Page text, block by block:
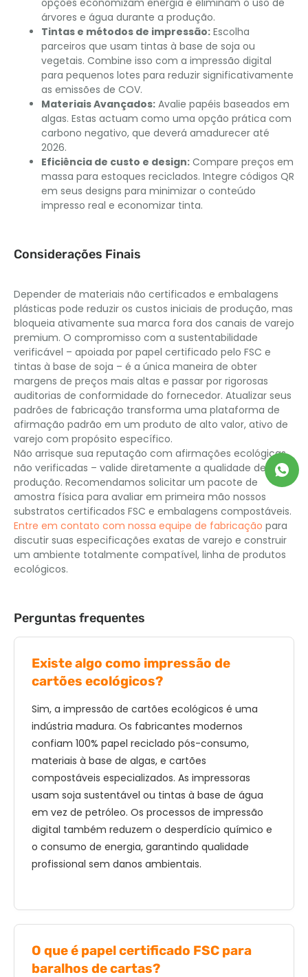
árvores e água durante a produção.
Tintas e métodos de impressão: Escolha
parceiros que usam tintas à base de soja ou
vegetais. Combine isso com a impressão digital
para pequenos lotes para reduzir significativamente
as emissões de COV.
Materiais Avançados: Avalie papéis baseados em
algas. Estas actuam como uma opção prática com
carbono negativo, que deverá amadurecer até
2026.
Eficiência de custo e design: Compare preços em
massa para estoques reciclados. Integre códigos QR
em seus designs para minimizar o conteúdo
impresso real e economizar tinta.
Considerações Finais
Depender de materiais não certificados e embalagens
plásticas pode reduzir os custos iniciais de produção, mas
bloqueia ativamente sua marca fora dos canais de varejo
premium. O compromisso com a sustentabilidade
verificável – apoiada por papel certificado pelo FSC e
tintas à base de soja – é a única maneira de obter
margens de preços mais altas e passar por rigorosas
auditorias de conformidade do fornecedor. Atualizar seus
padrões de fabricação transforma uma plataforma de
afirmação padrão em um produto de alto valor, ativo de
varejo com propósito específico.
Não arrisque sua reputação com afirmações ecológicas
não verificadas – valide diretamente a qualidade de sua
produção. Recomendamos solicitar um pacote de
amostra física para avaliar em primeira mão nossos
substratos certificados FSC e embalagens compostáveis.
Entre em contato com nossa equipe de fabricação para
discutir suas especificações exatas de varejo e construir
um ambiente totalmente compatível, linha de produtos
ecológicos.
Perguntas frequentes
Existe algo como impressão de
cartões ecológicos?
Sim, a impressão de cartões ecológicos é uma
indústria madura. Os fabricantes modernos
confiam 100% papel reciclado pós-consumo,
materiais à base de algas, e cartões
compostáveis ​​especializados. As impressoras
usam soja sustentável ou tintas à base de água
em vez de petróleo. Os processos de impressão
digital também reduzem o desperdício químico e
o consumo de energia, garantindo qualidade
profissional sem danos ambientais.
O que é papel certificado FSC para
baralhos de cartas?